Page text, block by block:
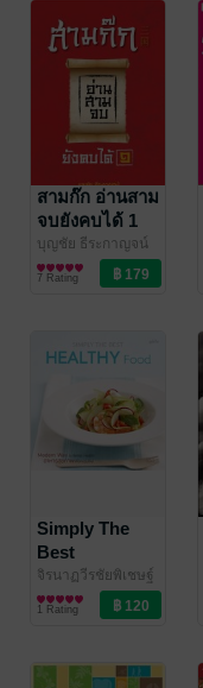
สามก๊ก อ่านสาม
จบยังคบได้ 1
บุญชัย ธีระกาญจน์
บริหารจัดการ
7 Rating
Simply The
Best
HEALTHY
Food
จิรนาฏวีรชัยพิเชษฐ์
กุล /อรัญญามิ่งขวัญ
/ แม่บ้าน
การประกอบอาหาร
1 Rating